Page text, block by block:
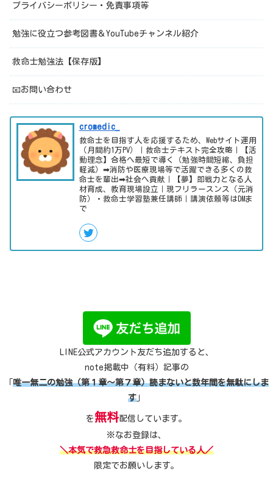
プライバシーポリシー・免責事項等
勉強に役立つ参考図書＆YouTubeチャンネル紹介
救命士勉強法【保存版】
📧お問い合わせ
cromedic_
救命士を目指す人を応援するため、Webサイト運用
（月間約1万PV）｜救命士テキスト完全攻略｜【活
動理念】合格へ最短で導く（勉強時間短縮、負担
軽減）➡消防や医療現場等で活躍できる多くの救
命士を輩出➡社会へ貢献｜【夢】即戦力となる人
材育成、教育現場設立｜現フリラースンス（元消
防）・救命士学習塾兼任講師｜講演依頼等はDMま
で
LINE公式アカウント友だち追加すると、
note掲載中（有料）記事の
唯一無二の勉強（第１章～第７章）読まないと数年間を無駄にしま
す
を無料配信しています。
※なお登録は、
＼本気で救急救命士を目指している人／
限定でお願いします。